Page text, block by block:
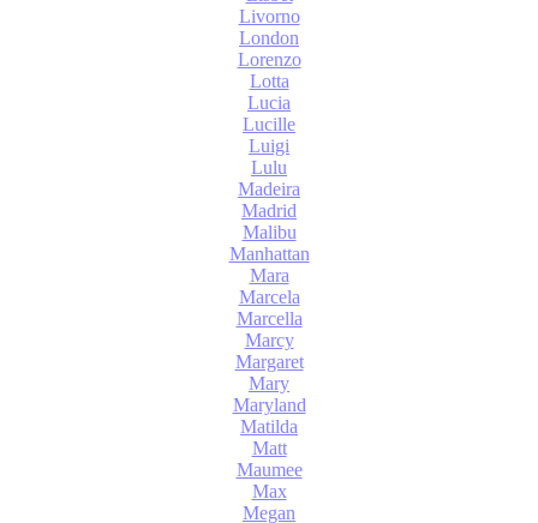
Livorno
London
Lorenzo
Lotta
Lucia
Lucille
Luigi
Lulu
Madeira
Madrid
Malibu
Manhattan
Mara
Marcela
Marcella
Marcy
Margaret
Mary
Maryland
Matilda
Matt
Maumee
Max
Megan